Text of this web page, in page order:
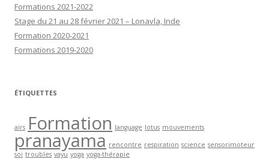
Formations 2021-2022
Stage du 21 au 28 février 2021 – Lonavla, Inde
Formation 2020-2021
Formations 2019-2020
ÉTIQUETTES
airs Formation language lotus mouvements
pranayama rencontre respiration science sensorimoteur
soi troubles vayu yoga yoga-thérapie